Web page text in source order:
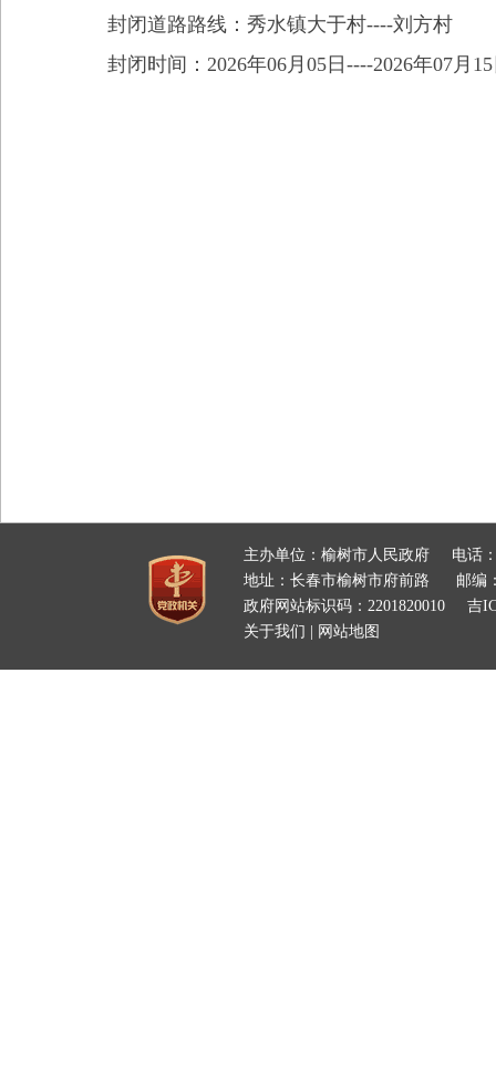
封闭道路路线：秀水镇大于村----刘方村
封闭时间：2026年06月05日----2026年07月15
主办单位：榆树市人民政府
电话
地址：长春市榆树市府前路
邮编
政府网站标识码：2201820010
吉
关于我们
网站地图